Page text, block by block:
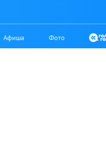
Афиша Фото